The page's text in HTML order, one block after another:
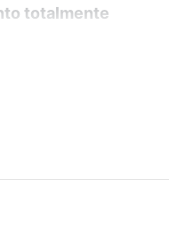
totalmente
aprender a
que desorienten
no solo repercute
repercutir en la
y obreros